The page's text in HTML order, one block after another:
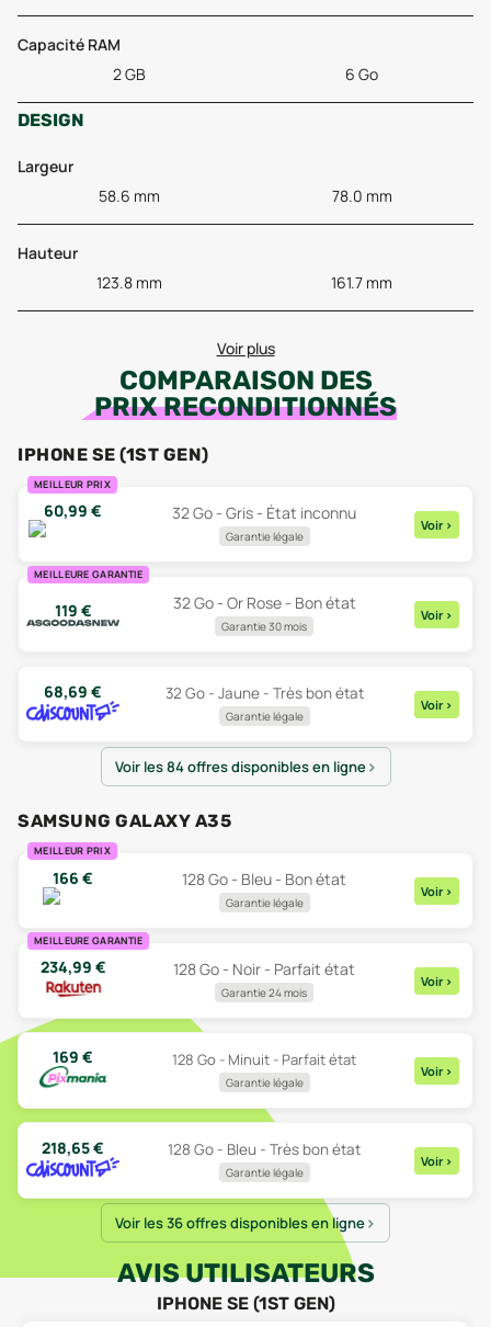
Capacité RAM
2 GB
6 Go
DESIGN
Largeur
58.6 mm
78.0 mm
Hauteur
123.8 mm
161.7 mm
Voir plus
COMPARAISON DES
PRIX RECONDITIONNÉS
IPHONE SE (1ST GEN)
MEILLEUR PRIX
60,99 € 32 Go - Gris - État inconnu
Garantie légale
Voir >
MEILLEURE GARANTIE
119 € 32 Go - Or Rose - Bon état
Garantie 30 mois
Voir >
68,69 € 32 Go - Jaune - Très bon état
Garantie légale
Voir >
Voir les 84 offres disponibles en ligne
SAMSUNG GALAXY A35
MEILLEUR PRIX
166 € 128 Go - Bleu - Bon état
Garantie légale
Voir >
MEILLEURE GARANTIE
234,99 € 128 Go - Noir - Parfait état
Garantie 24 mois
Voir >
169 € 128 Go - Minuit - Parfait état
Garantie légale
Voir >
218,65€ 128 Go - Bleu - Très bon état
Garantie légale
Voir >
Voir les 36 offres disponibles en ligne
AVIS UTILISATEURS
IPHONE SE (1ST GEN)